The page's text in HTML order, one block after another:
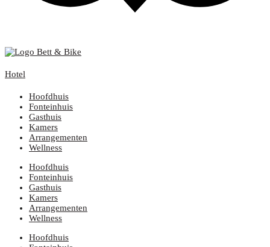
Hotel
Hoofdhuis
Fonteinhuis
Gasthuis
Kamers
Arrangementen
Wellness
Hoofdhuis
Fonteinhuis
Gasthuis
Kamers
Arrangementen
Wellness
Hoofdhuis